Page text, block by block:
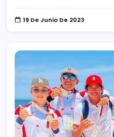
19 De Junio De 2023